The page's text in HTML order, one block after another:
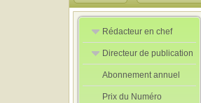
Rédacteur en chef
Rédacteurs en
Chef Adjoint
Directeur de publication
Directeur de
publication
adjoint
Abonnement annuel
Prix du Numéro